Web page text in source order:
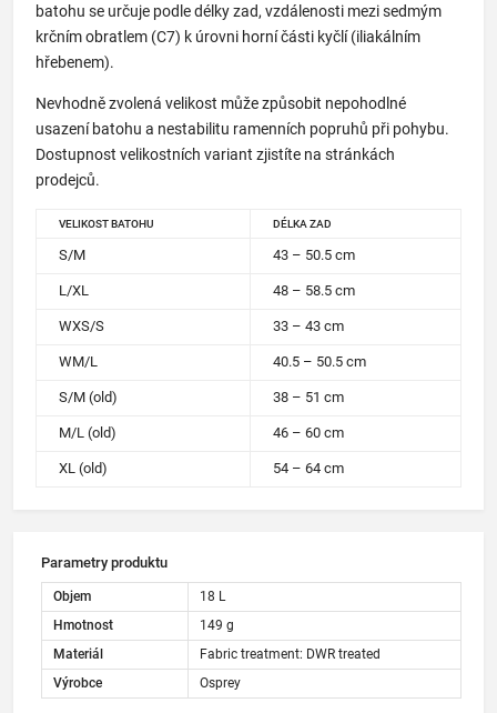
batohu se určuje podle délky zad, vzdálenosti mezi sedmým
krčním obratlem (C7) k úrovni horní části kyčlí (iliakálním
hřebenem).
Nevhodně zvolená velikost může způsobit nepohodlné
usazení batohu a nestabilitu ramenních popruhů při pohybu.
Dostupnost velikostních variant zjistíte na stránkách
prodejců.
VELIKOST BATOHU DÉLKA ZAD
S/M 43 – 50.5 cm
L/XL 48 – 58.5 cm
WXS/S 33 – 43 cm
WM/L 40.5 – 50.5 cm
S/M (old) 38 – 51 cm
M/L (old) 46 – 60 cm
XL (old) 54 – 64 cm
Parametry produktu
Objem
18 L
Hmotnost
149 g
Materiál
Fabric treatment: DWR treated
Výrobce
Osprey